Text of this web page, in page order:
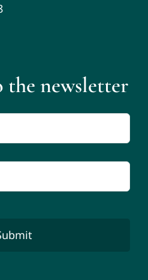
the newsletter